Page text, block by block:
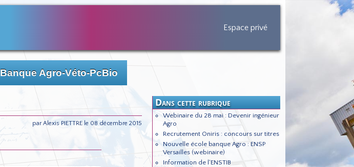
Espace privé
Banque Agro-Véto-PcBio
Dans cette rubrique
Webinaire du 28 mai : Devenir ingénieur
Agro
Recrutement Oniris : concours sur titres
Nouvelle école banque Agro : ENSP
Versailles (webinaire)
Information de l'ENSTIB
par Alexis PIETTRE le 08 décembre 2015